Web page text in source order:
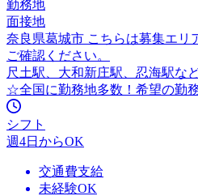
勤務地
面接地
奈良県葛城市 こちらは募集エリ
ご確認ください。
尺土駅、大和新庄駅、忍海駅な
☆全国に勤務地多数！希望の勤
シフト
週4日からOK
交通費支給
未経験OK